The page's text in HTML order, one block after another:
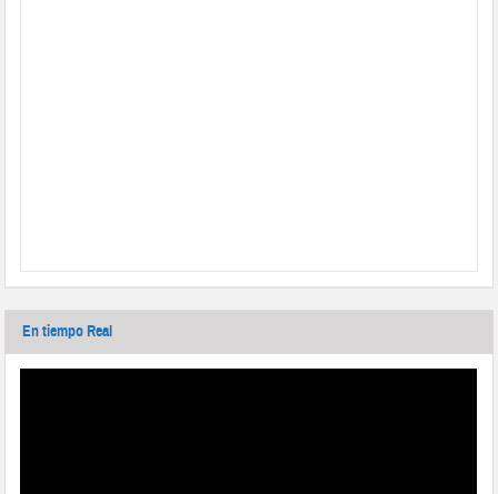
En tiempo Real